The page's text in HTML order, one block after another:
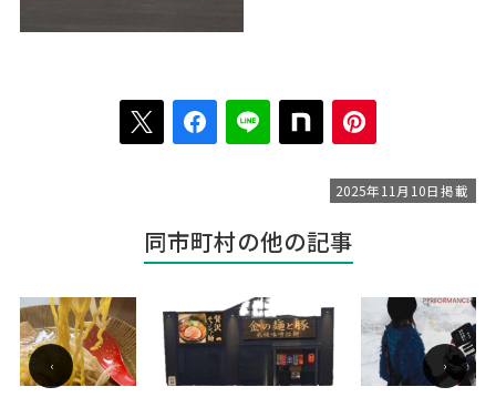
2025年11月10日掲載
同市町村の他の記事
‹ ›